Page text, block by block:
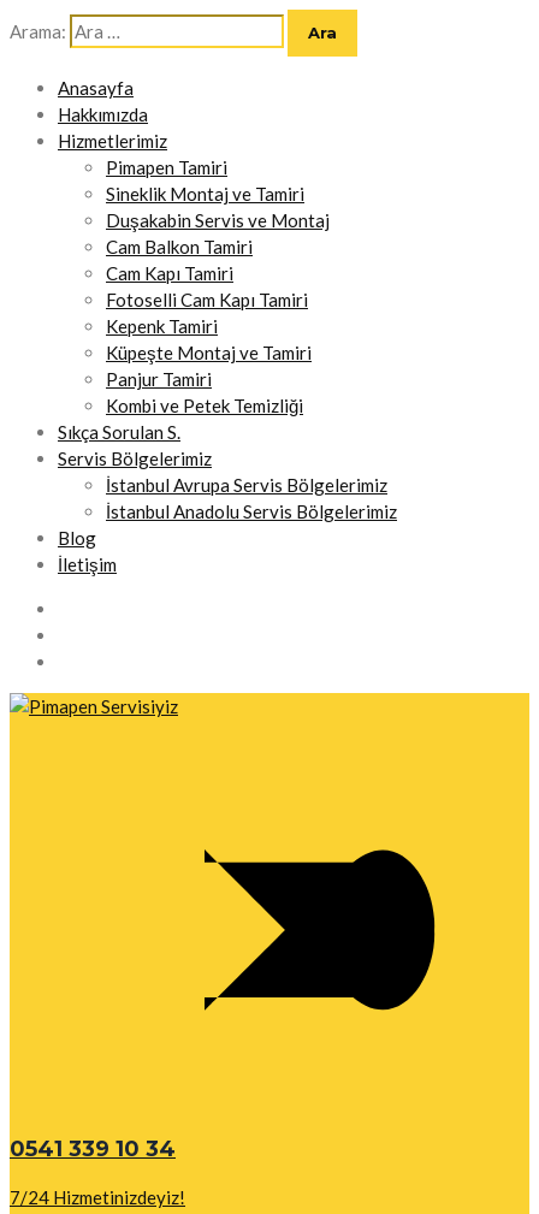
Arama:
Anasayfa
Hakkımızda
Hizmetlerimiz
Pimapen Tamiri
Sineklik Montaj ve Tamiri
Duşakabin Servis ve Montaj
Cam Balkon Tamiri
Cam Kapı Tamiri
Fotoselli Cam Kapı Tamiri
Kepenk Tamiri
Küpeşte Montaj ve Tamiri
Panjur Tamiri
Kombi ve Petek Temizliği
Sıkça Sorulan S.
Servis Bölgelerimiz
İstanbul Avrupa Servis Bölgelerimiz
İstanbul Anadolu Servis Bölgelerimiz
Blog
İletişim
0541 339 10 34
7/24 Hizmetinizdeyiz!